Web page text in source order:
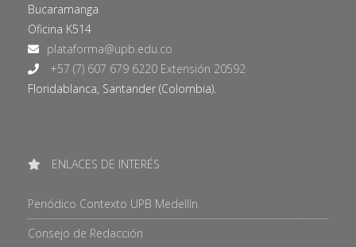
Bucaramanga
Oficina K514
+57 (7) 607 679 6220 Extensión 20592
Floridablanca, Santander (Colombia).
ENLACES DE INTERÉS
Periódico Contexto UPB Medellín
Consejo de Redacción